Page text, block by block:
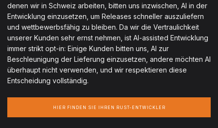
denen wir in Schweiz arbeiten, bitten uns inzwischen, AI in der
Entwicklung einzusetzen, um Releases schneller auszuliefern
und wettbewerbsfähig zu bleiben. Da wir die Vertraulichkeit
unserer Kunden sehr ernst nehmen, ist AI-assisted Entwicklung
immer strikt opt-in: Einige Kunden bitten uns, AI zur
Beschleunigung der Lieferung einzusetzen, andere möchten AI
überhaupt nicht verwenden, und wir respektieren diese
Entscheidung vollständig.
HIER FINDEN SIE IHREN RUST-ENTWICKLER